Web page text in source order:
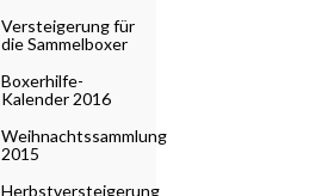
Versteigerung für
die Sammelboxer
Boxerhilfe-
Kalender 2016
Weihnachtssammlung
2015
Herbstversteigerung